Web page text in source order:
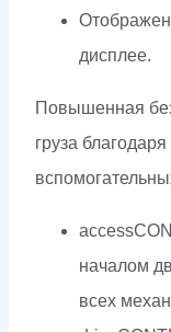
дисплее.
Повышенная
груза
началом
всех